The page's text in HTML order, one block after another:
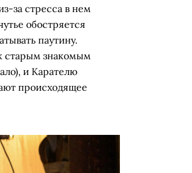
за стресса в нем
обостряется
паутину.
старым знакомым
и Карателю
происходящее